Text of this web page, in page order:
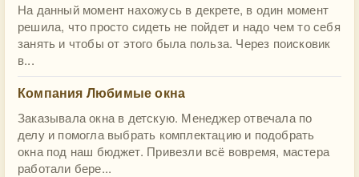
На данный момент нахожусь в декрете, в один момент
решила, что просто сидеть не пойдет и надо чем то себя
занять и чтобы от этого была польза. Через поисковик
в...
Компания Любимые окна
Заказывала окна в детскую. Менеджер отвечала по
делу и помогла выбрать комплектацию и подобрать
окна под наш бюджет. Привезли всё вовремя, мастера
работали бере...